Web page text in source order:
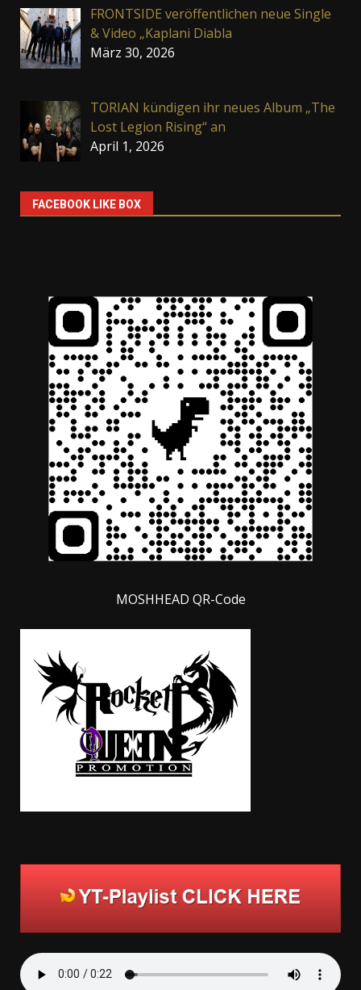
FRONTSIDE veröffentlichen neue Single
& Video „Kaplani Diabla
März 30, 2026
TORIAN kündigen ihr neues Album „The
Lost Legion Rising“ an
April 1, 2026
FACEBOOK LIKE BOX
MOSHHEAD QR-Code